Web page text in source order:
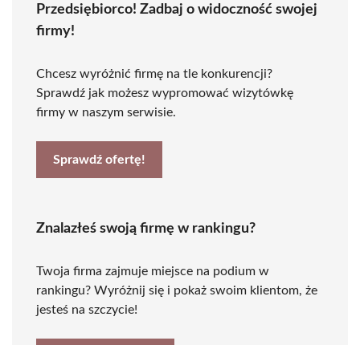
Przedsiębiorco! Zadbaj o widoczność swojej
firmy!
Chcesz wyróżnić firmę na tle konkurencji?
Sprawdź jak możesz wypromować wizytówkę
firmy w naszym serwisie.
Sprawdź ofertę!
Znalazłeś swoją firmę w rankingu?
Twoja firma zajmuje miejsce na podium w
rankingu? Wyróżnij się i pokaż swoim klientom, że
jesteś na szczycie!